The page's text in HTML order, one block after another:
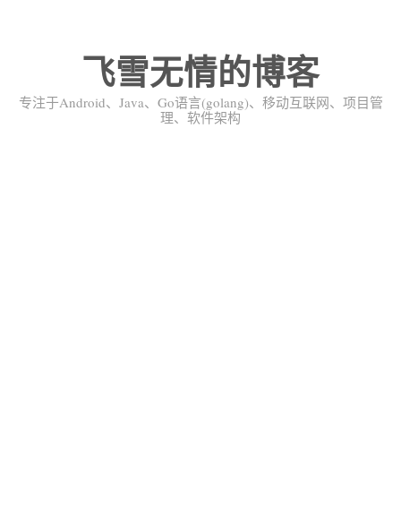
飞雪无情的博客
专注于Android、Java、Go语言(golang)、移动互联网、项目管
理、软件架构